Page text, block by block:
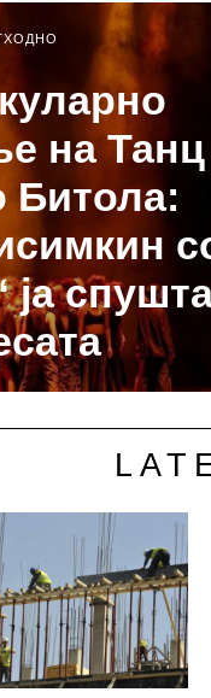
на Танц
Битола: